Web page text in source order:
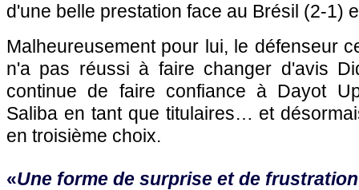
d'une belle prestation face au Brésil (2-1)
Malheureusement pour lui, le défenseur
n'a pas réussi à faire changer d'avis
continue de faire confiance à Dayot
Saliba en tant que titulaires… et
en troisième choix.
«Une forme de surprise et de frustration